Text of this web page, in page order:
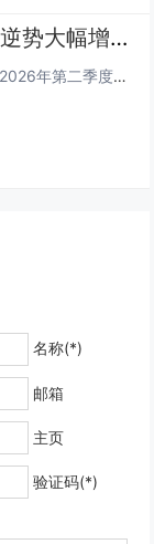
多家PC品牌出货量下跌 唯独苹果逆势大幅增长：MacBook Neo立功
快科技7月9日消息，IDC发布的最新数据显示，2026年第二季度苹果成为全球PC市场中唯一一家实现出货量大幅增长的厂商。...
名称(*)
邮箱
主页
验证码(*)